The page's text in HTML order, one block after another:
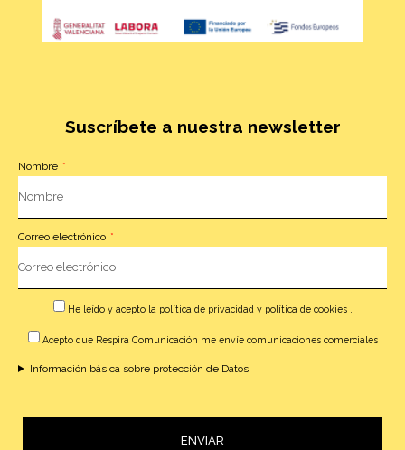
Suscríbete a nuestra newsletter
Nombre
Correo electrónico
He leído y acepto la política de privacidad y política de cookies
Acepto que Respira Comunicación me envíe comunicaciones comerciales
Información básica sobre protección de Datos
ENVIAR